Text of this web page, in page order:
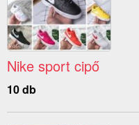
Nike sport cipő
10 db